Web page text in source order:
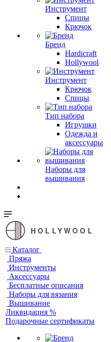
Инструмент
Спицы
Крючок
Бренд
Hardicraft
Hollywool
Инструмент
Крючок
Спицы
Тип набора
Игрушки
Одежда и
аксессуары
Наборы для
вышивания
HOLLYWOOL
Каталог
Пряжа
Инструменты
Аксессуары
Бесплатные описания
Наборы для вязания
Вышивание
Ликвидация %
Подарочные сертификаты